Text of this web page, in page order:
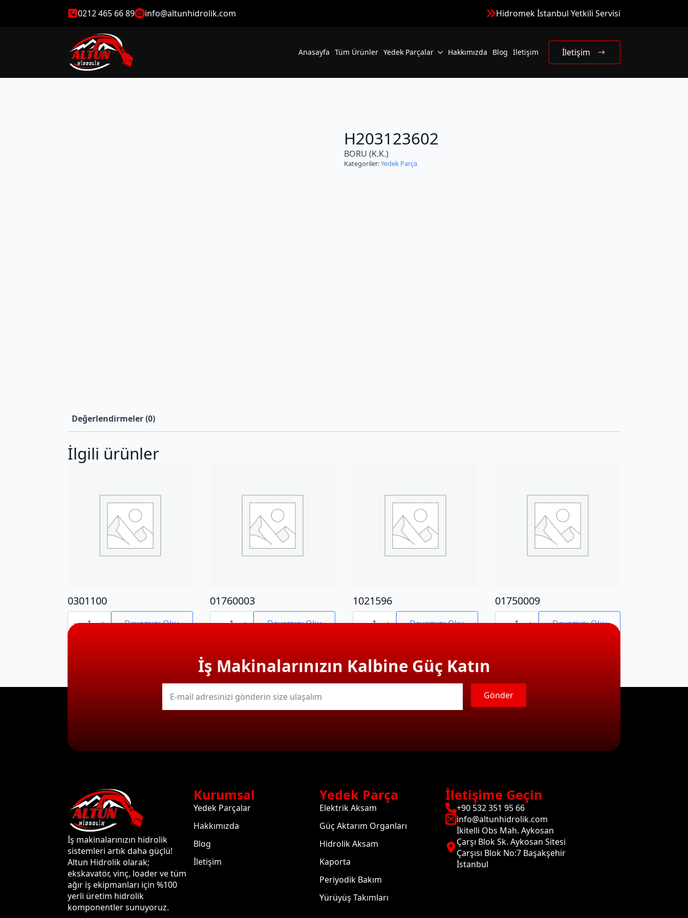
0212 465 66 89 info@altunhidrolik.com Hidromek İstanbul Yetkili Servisi
Anasayfa Tüm Ürünler Yedek Parçalar Hakkımızda Blog İletişim İletişim
H203123602
BORU (K.K.)
Kategoriler:Yedek Parça
Değerlendirmeler (0)
İlgili ürünler
0301100
0301100
adet Devamını Oku
01760003
01760003
adet Devamını Oku
1021596
1021596
adet Devamını Oku
01750009
01750009
adet Devamını Oku
İş Makinalarınızın Kalbine Güç Katın
E-
mail Gönder
İş makinalarınızın hidrolik
sistemleri artık daha güçlü!
Altun Hidrolik olarak;
ekskavatör, vinç, loader ve tüm
ağır iş ekipmanları için %100
yerli üretim hidrolik
komponentler sunuyoruz.
Kurumsal
Yedek Parçalar
Hakkımızda
Blog
İletişim
Yedek Parça
Elektrik Aksam
Güç Aktarım Organları
Hidrolik Aksam
Kaporta
Periyodik Bakım
Yürüyüş Takımları
İletişime Geçin
+90 532 351 95 66
info@altunhidrolik.com
İkitelli Obs Mah. Aykosan
Çarşı Blok Sk. Aykosan Sitesi
Çarşısı Blok No:7 Başakşehir
İstanbul